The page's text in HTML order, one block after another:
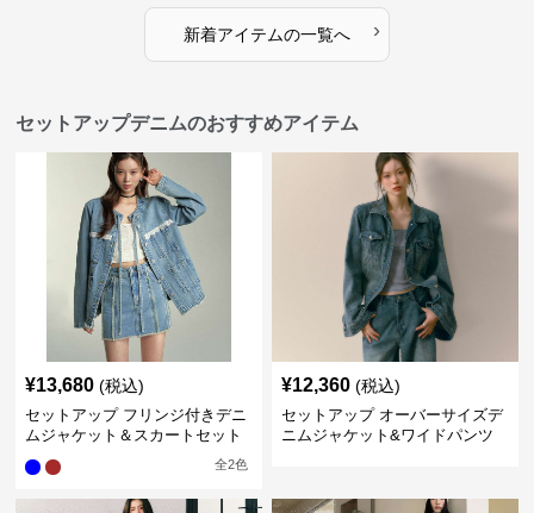
新着アイテムの一覧へ ›
セットアップデニムのおすすめアイテム
¥13,680 (税込)
セットアップ フリンジ付きデニ
ムジャケット＆スカートセット
全2色
¥12,360 (税込)
セットアップ オーバーサイズデ
ニムジャケット&ワイドパンツ